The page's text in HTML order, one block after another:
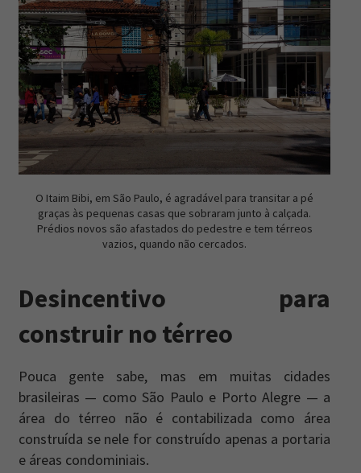
O Itaim Bibi, em São Paulo, é agradável para transitar a pé
graças às pequenas casas que sobraram junto à calçada.
Prédios novos são afastados do pedestre e tem térreos
vazios, quando não cercados.
Desincentivo para
construir no térreo
Pouca gente sabe, mas em muitas cidades
brasileiras — como São Paulo e Porto Alegre — a
área do térreo não é contabilizada como área
construída se nele for construído apenas a portaria
e áreas condominiais.